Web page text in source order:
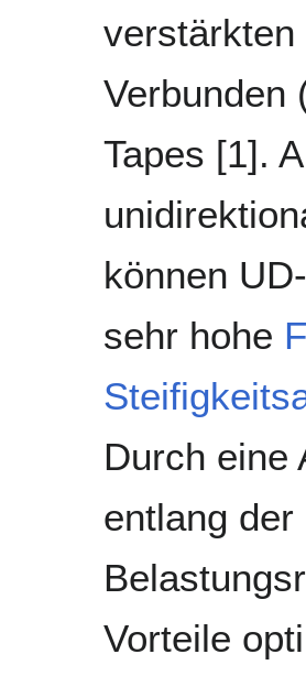
Verbunden
Tapes [1].
können
sehr hohe
Durch eine
entlang
Vorteile